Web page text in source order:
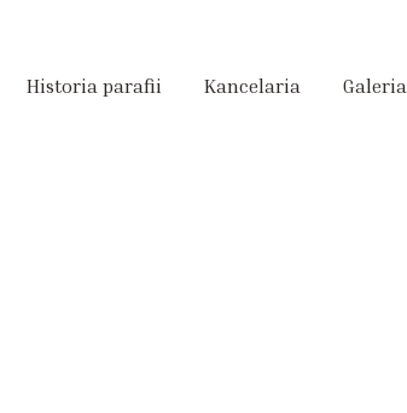
Historia parafii Kancelaria Galeria